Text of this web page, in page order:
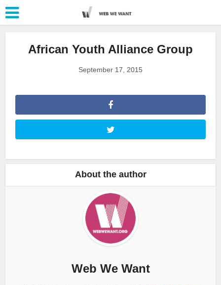
African Youth Alliance Group
September 17, 2015
About the author
Web We Want